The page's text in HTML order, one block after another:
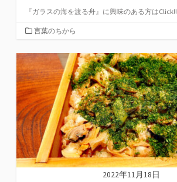
『ガラスの海を渡る舟』に興味のある方はClick!!
カ
ゴ
リ
ー
言葉のちから
2022年11月18日